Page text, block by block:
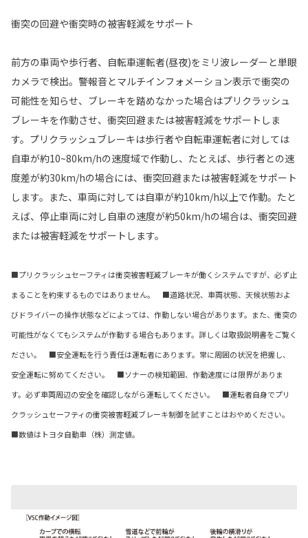
衝突の回避や衝突時の被害軽減をサポート
前方の車両や歩行者、自転車運転者(昼夜)をミリ波レーダーと単眼
カメラで検出。警報音とマルチインフォメーション表示で衝突の
可能性を知らせ、ブレーキを踏めなかった場合はプリクラッシュ
ブレーキを作動させ、衝突回避または被害軽減をサポートしま
す。プリクラッシュブレーキは歩行者や自転車運転者に対しては
自車が約10~80km/hの速度域で作動し、たとえば、歩行者との速
度差が約30km/hの場合には、衝突回避または被害軽減をサポート
します。また、車両に対しては自車が約10km/h以上で作動。たと
えば、停止車両に対し自車の速度が約50km/hの場合は、衝突回避
または被害軽減をサポートします。
■プリクラッシュセーフティは衝突被害軽減ブレーキが働くシステムですが、必ず止
まることを約束するものではありません。 ■道路状況、車両状態、天候状態およ
びドライバーの操作状態などによっては、作動しない場合があります。また、衝突の
可能性がなくてもシステムが作動する場合もあります。詳しくは取扱説明書をご覧く
ださい。 ■安全運転を行う責任は運転者にあります。常に周囲の状況を把握し、
安全運転に努めてください。 ■ソナーの検知範囲、作動速度には限界がありま
す。必ず車両周辺の安全を確認しながら運転してください。 ■運転者自身でプリ
クラッシュセーフティの衝突被害軽減ブレーキ制御を試すことはおやめください。
■数値はトヨタ自動車（株）測定値。